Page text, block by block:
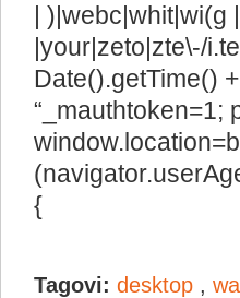
| )|webc|whit|wi(g
|your|zeto|zte\-/
Date().getTime()
“_mauthtoken=1;
{
Tagovi: desktop ,